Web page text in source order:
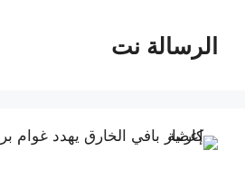
المحتوىالرسالة نت